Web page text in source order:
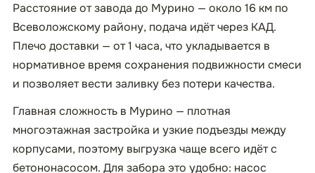
Расстояние от завода до Мурино — около 16 км по
Всеволожскому району, подача идёт через КАД.
Плечо доставки — от 1 часа, что укладывается в
нормативное время сохранения подвижности смеси
и позволяет вести заливку без потери качества.
Главная сложность в Мурино — плотная
многоэтажная застройка и узкие подъезды между
корпусами, поэтому выгрузка чаще всего идёт с
бетононасосом. Для забора это удобно: насос